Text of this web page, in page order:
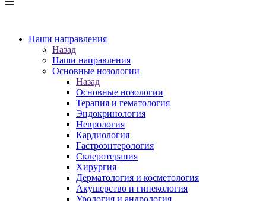
Наши направления
Назад
Наши направления
Основные нозологии
Назад
Основные нозологии
Терапия и гематология
Эндокринология
Неврология
Кардиология
Гастроэнтерология
Склеротерапия
Хирургия
Дерматология и косметология
Акушерство и гинекология
Урология и андрология